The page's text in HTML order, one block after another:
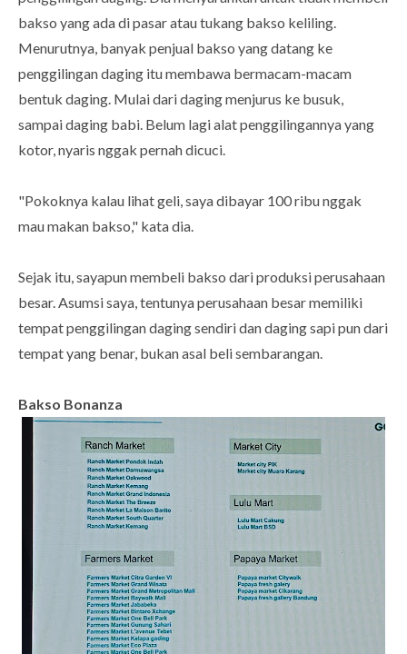
bakso yang ada di pasar atau tukang bakso keliling.
Menurutnya, banyak penjual bakso yang datang ke
penggilingan daging itu membawa bermacam-macam
bentuk daging. Mulai dari daging menjurus ke busuk,
sampai daging babi. Belum lagi alat penggilingannya yang
kotor, nyaris nggak pernah dicuci.
"Pokoknya kalau lihat geli, saya dibayar 100 ribu nggak
mau makan bakso," kata dia.
Sejak itu, sayapun membeli bakso dari produksi perusahaan
besar. Asumsi saya, tentunya perusahaan besar memiliki
tempat penggilingan daging sendiri dan daging sapi pun dari
tempat yang benar, bukan asal beli sembarangan.
Bakso Bonanza